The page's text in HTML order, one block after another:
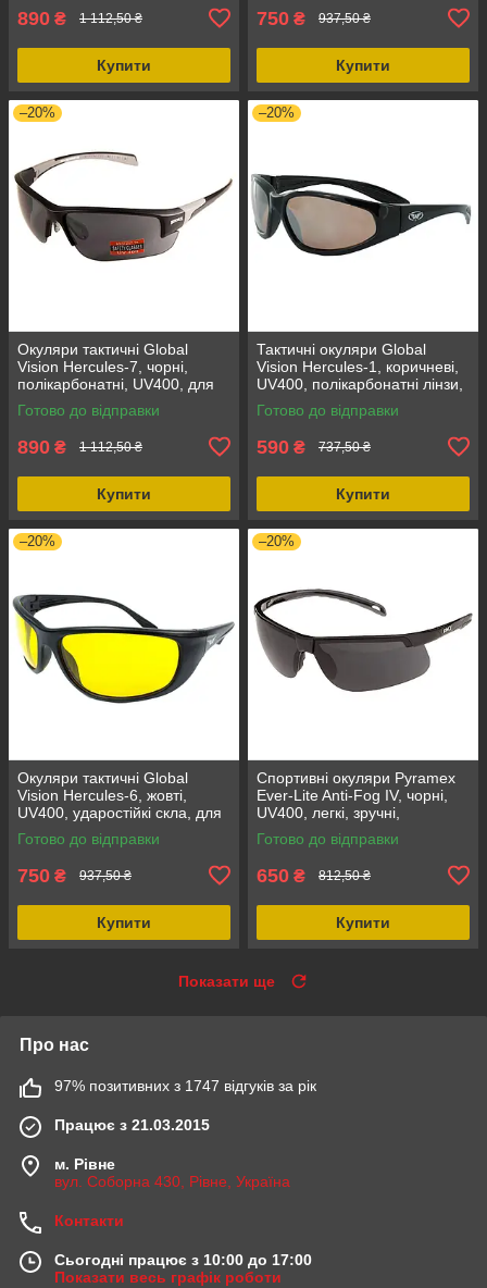
890 ₴ 1 112,50 ₴
Купити
750 ₴ 937,50 ₴
Купити
–20%
Окуляри тактичні Global
Vision Hercules-7, чорні,
полікарбонатні, UV400, для
полювання та спорту, з
прогумованими дужками
Готово до відправки
890 ₴ 1 112,50 ₴
Купити
–20%
Тактичні окуляри Global
Vision Hercules-1, коричневі,
UV400, полікарбонатні лінзи,
гнучка нейлонова оправа
Готово до відправки
590 ₴ 737,50 ₴
Купити
–20%
Окуляри тактичні Global
Vision Hercules-6, жовті,
UV400, ударостійкі скла, для
спорту та захисту очей
Готово до відправки
750 ₴ 937,50 ₴
Купити
–20%
Спортивні окуляри Pyramex
Ever-Lite Anti-Fog IV, чорні,
UV400, легкі, зручні,
протитуманне покриття
Готово до відправки
650 ₴ 812,50 ₴
Купити
Показати ще
Про нас
97% позитивних з 1747 відгуків за рік
Працює з 21.03.2015
м. Рівне
вул. Соборна 430, Рівне, Україна
Контакти
Сьогодні працює з 10:00 до 17:00
Показати весь графік роботи